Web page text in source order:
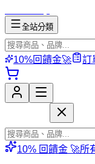
全站分類
10%回饋金🚀 訂
10% 回饋金 🚀所